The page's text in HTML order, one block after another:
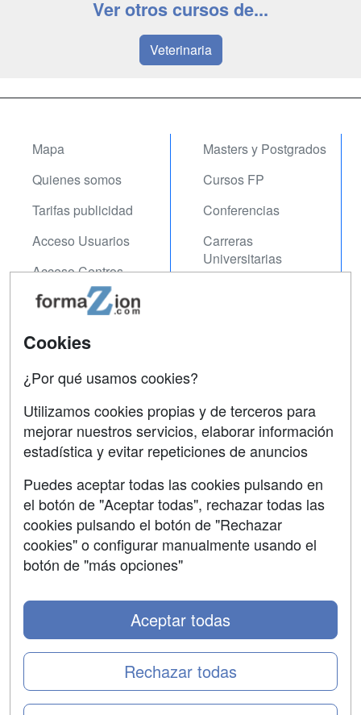
Ver otros cursos de...
Veterinaria
Mapa
Quienes somos
Tarifas publicidad
Acceso Usuarios
Acceso Centros
Masters y Postgrados
Cursos FP
Conferencias
Carreras
Universitarias
Contactar
Copyleft
Grupo formazion:
Copyright 2000-2026 Formazion Web, S.L. - Calle
Cookies
¿Por qué usamos cookies?
Utilizamos cookies propias y de terceros para
mejorar nuestros servicios, elaborar información
estadística y evitar repeticiones de anuncios
Puedes aceptar todas las cookies pulsando en
el botón de "Aceptar todas", rechazar todas las
cookies pulsando el botón de "Rechazar
cookies" o configurar manualmente usando el
botón de "más opciones"
Rechazar todas
Aceptar todas